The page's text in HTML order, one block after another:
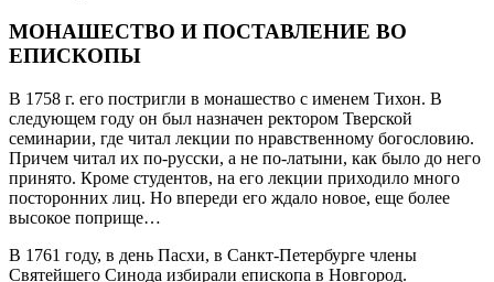
МОНАШЕСТВО И ПОСТАВЛЕНИЕ ВО
ЕПИСКОПЫ
В 1758 г. его постригли в монашество с именем Тихон. В
следующем году он был назначен ректором Тверской
семинарии, где читал лекции по нравственному богословию.
Причем читал их по-русски, а не по-латыни, как было до него
принято. Кроме студентов, на его лекции приходило много
посторонних лиц. Но впереди его ждало новое, еще более
высокое поприще…
В 1761 году, в день Пасхи, в Санкт-Петербурге члены
Святейшего Синода избирали епископа в Новгород.